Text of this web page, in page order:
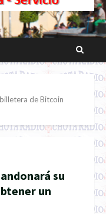
de Bitcoin
su
un